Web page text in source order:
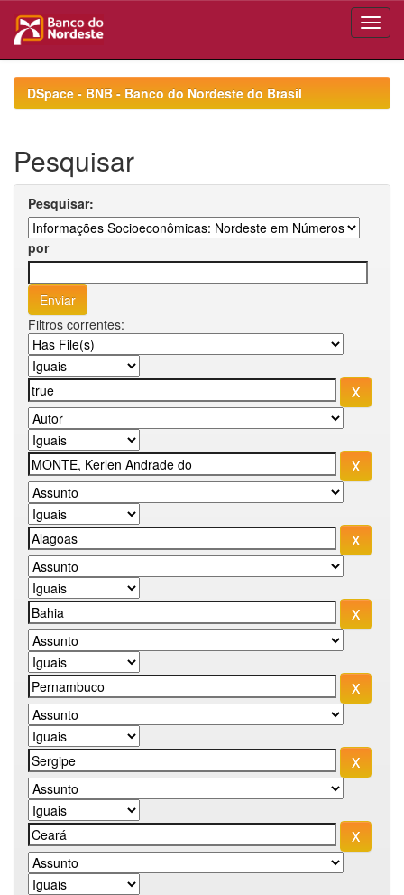
navigationDSpace - BNB - Banco do Nordeste do Brasil
Pesquisar
Pesquisar:
por
Filtros correntes: